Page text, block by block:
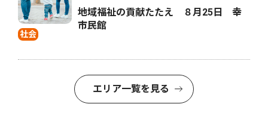
社会
地域福祉の貢献たたえ ８月25日 幸
市民館
エリア一覧を見る